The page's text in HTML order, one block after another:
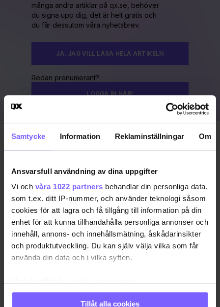
Samtycke Information Reklaminställningar Om
Ansvarsfull användning av dina uppgifter
Vi och våra 1022 partners behandlar din personliga data,
som t.ex. ditt IP-nummer, och använder teknologi såsom
cookies för att lagra och få tillgång till information på din
enhet för att kunna tillhandahålla personliga annonser och
innehåll, annons- och innehållsmätning, åskådarinsikter
och produktutveckling. Du kan själv välja vilka som får
använda din data och i vilka syften.
Samla in information om din geografiska plats
Tillåt alla cookies
många andra artiklar på qx.se, behöver
du signa upp dig, det är helt gratis och
du får dessutom våra nyhetsbrev.
JA, JAG VILL LÄSA HELA ARTIKELN
Redan prenumerant?
LOGGA IN HÄR!
Uppdaterad 2024-03-15
KÖPENHAMN PRIDE PRIDE 2023
DELA DEN HÄR ARTIKELN